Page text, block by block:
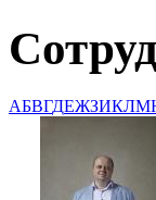
АБВГДЕЖЗИКЛМ